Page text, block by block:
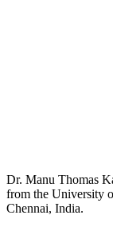
Dr. Manu Thomas
from the University
Chennai, India.